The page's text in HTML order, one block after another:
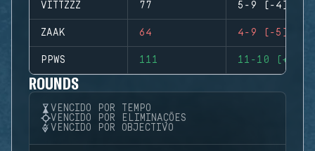
VITTZZZ 77 5-9 (-4)
ZAAK 64 4-9 (-5)
PPWS 111 11-10 (+1)
ROUNDS
VENCIDO POR TEMPO
VENCIDO POR ELIMINAÇÕES
VENCIDO POR OBJECTIVO